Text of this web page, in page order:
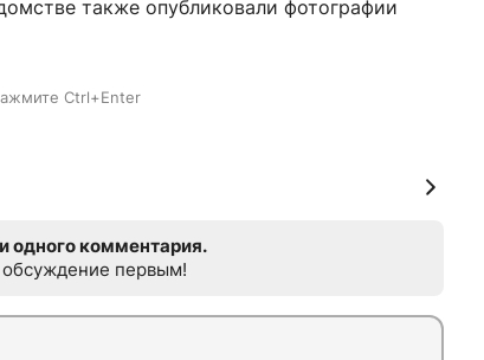
также опубликовали фотографии
Ctrl+Enter
одного комментария.
первым!